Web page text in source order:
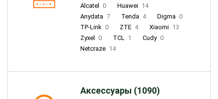
Alcatel 0 Huawei 14
Anydata 7 Tenda 4 Digma 0
TP-Link 0 ZTE 4 Xiaomi 13
Zyxel
0 TCL 1 Cudy 0
Netcraze 14
Аксессуары (1090)